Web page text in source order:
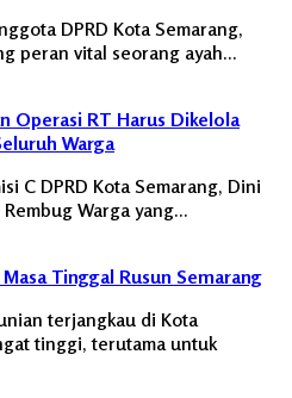
DPRD Kota Semarang,
peran vital seorang ayah…
Operasi RT Harus Dikelola
Warga
C DPRD Kota Semarang, Dini
Warga yang…
Tinggal Rusun Semarang
terjangkau di Kota
tinggi, terutama untuk